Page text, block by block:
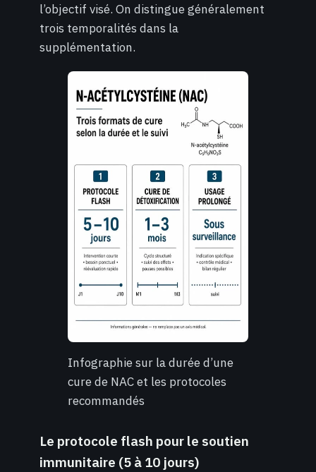
l’objectif visé. On distingue généralement
trois temporalités dans la
supplémentation.
Infographie sur la durée d’une
cure de NAC et les protocoles
recommandés
Le protocole flash pour le soutien
immunitaire (5 à 10 jours)